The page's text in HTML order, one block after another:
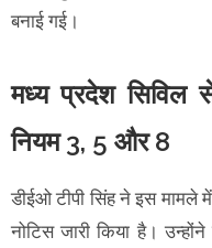
बनाई गई।
मध्य प्रदेश
नियम 3, 5 और 8
डीईओ टीपी सिंह ने इस मामले
नोटिस जारी किया है।